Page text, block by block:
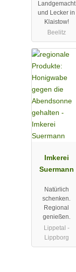
Klaistow
Landgemacht
und Lecker in
Klaistow!
Beelitz
Imkerei
Suermann
Natürlich
schenken.
Regional
genießen.
Lippetal -
Lippborg